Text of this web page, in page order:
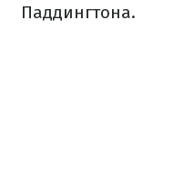
Паддингтона.